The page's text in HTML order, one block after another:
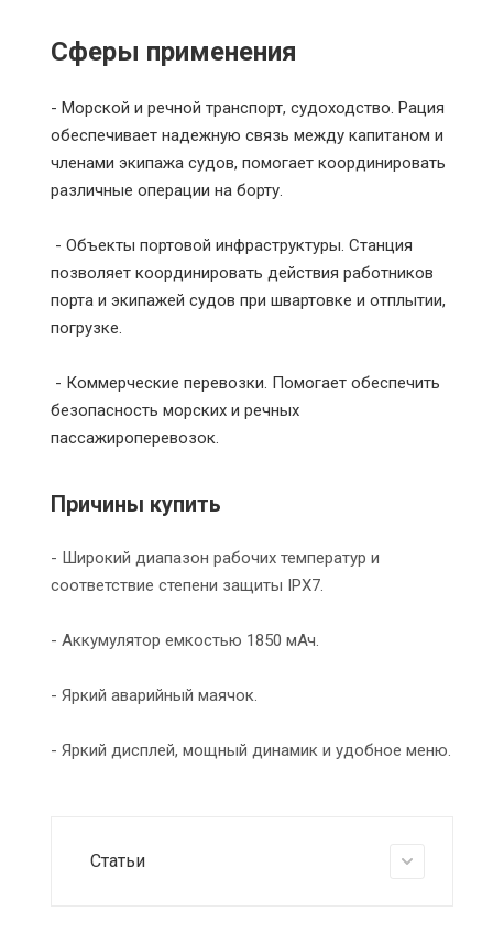
Сферы применения
- Морской и речной транспорт, судоходство. Рация
обеспечивает надежную связь между капитаном и
членами экипажа судов, помогает координировать
различные операции на борту.
- Объекты портовой инфраструктуры. Станция
позволяет координировать действия работников
порта и экипажей судов при швартовке и отплытии,
погрузке.
- Коммерческие перевозки. Помогает обеспечить
безопасность морских и речных
пассажироперевозок.
Причины купить
- Широкий диапазон рабочих температур и
соответствие степени защиты IPX7.
- Аккумулятор емкостью 1850 мАч.
- Яркий аварийный маячок.
- Яркий дисплей, мощный динамик и удобное меню.
Статьи